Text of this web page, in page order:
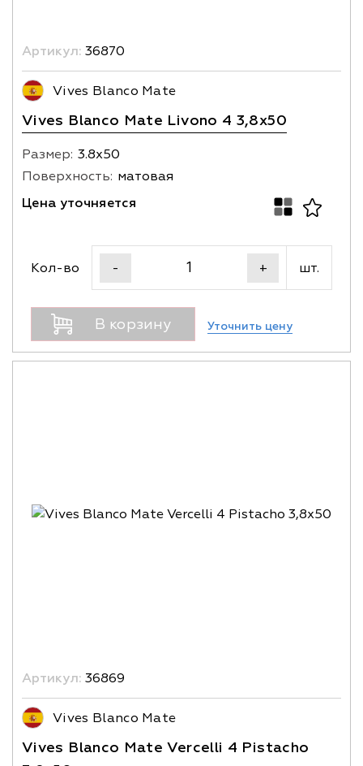
Артикул: 36870
Vives Blanco Mate
Vives Blanco Mate Livono 4 3,8x50
Размер: 3.8х50
Поверхность: матовая
Цена уточняется
Кол-во - + шт.
В корзину Уточнить цену
Артикул: 36869
Vives Blanco Mate
Vives Blanco Mate Vercelli 4 Pistacho